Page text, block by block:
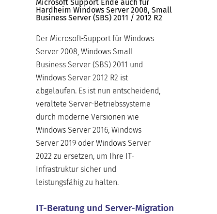
Microsoft Support Ende auch für
Hardheim Windows Server 2008, Small
Business Server (SBS) 2011 / 2012 R2
Der Microsoft-Support für Windows
Server 2008, Windows Small
Business Server (SBS) 2011 und
Windows Server 2012 R2 ist
abgelaufen. Es ist nun entscheidend,
veraltete Server-Betriebssysteme
durch moderne Versionen wie
Windows Server 2016, Windows
Server 2019 oder Windows Server
2022 zu ersetzen, um Ihre IT-
Infrastruktur sicher und
leistungsfähig zu halten.
IT-Beratung und Server-Migration